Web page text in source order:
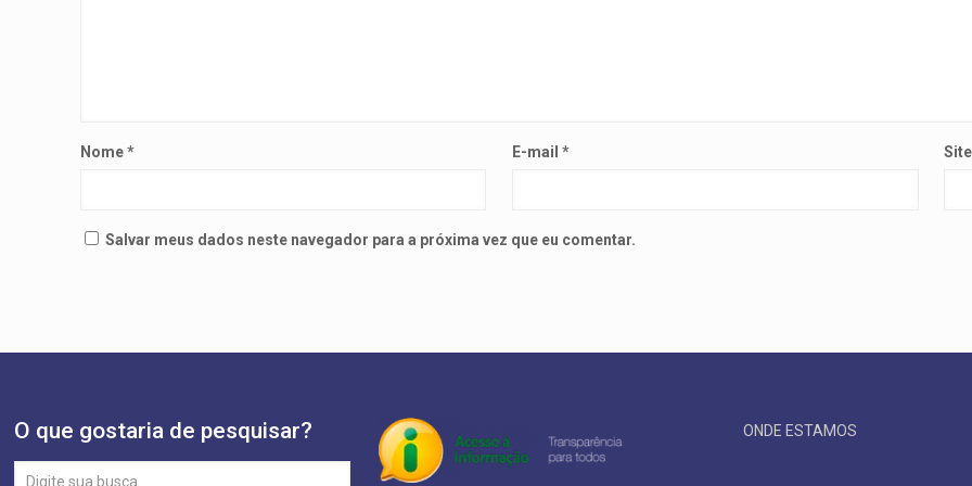
Nome* E-mail* Site
Salvar meus dados neste navegador para a próxima vez que eu comentar.
O que gostaria de pesquisar? ONDE ESTAMOS